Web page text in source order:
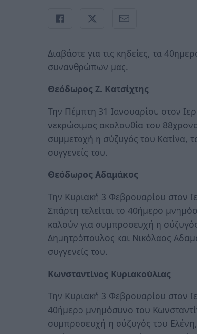
Διαβάστε για τις κηδείες, τα
συνανθρώπων μας.
Θεόδωρος Ζ. Κατσίχτης
Την Πέμπτη 31 Ιανουαρίου στον
νεκρώσιμος ακολουθία του
συμμετοχή η σύζυγός του Κατίνα,
συγγενείς του.
Θεόδωρος Αδαμάκος
Την Κυριακή 3 Φεβρουαρίου στον
Σπάρτη τελείται το 40ήμερο
καλούν για συμπροσευχή η
Δημητρόπουλος και Νικόλαος
συγγενείς του.
Κωνσταντίνος Κυριακούλιας
Την Κυριακή 3 Φεβρουαρίου στον
40ήμερο μνημόσυνο του
συμπροσευχή η σύζυγός του